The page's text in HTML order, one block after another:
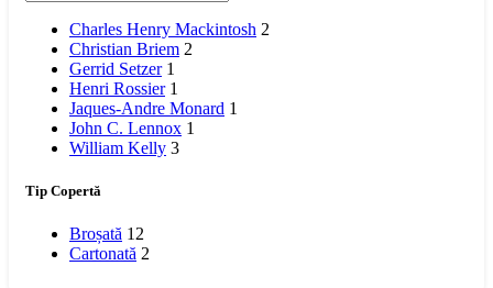
Charles Henry Mackintosh 2
Christian Briem 2
Gerrid Setzer 1
Henri Rossier 1
Jaques-Andre Monard 1
John C. Lennox 1
William Kelly 3
Tip Copertă
Broșată 12
Cartonată 2